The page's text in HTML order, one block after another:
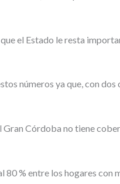
el Estado le resta
números ya que, con
Córdoba no tiene
% entre los hogares con